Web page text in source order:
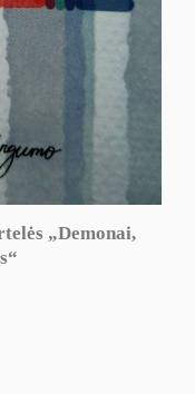
„Demonai,